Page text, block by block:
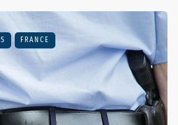
FRANCE